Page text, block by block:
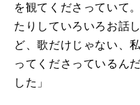
を観てくださっていて
たりしていろいろお話
ど、歌だけじゃない、
ってくださっているん
した」